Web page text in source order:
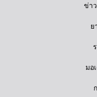
ข่า
ย
มอ